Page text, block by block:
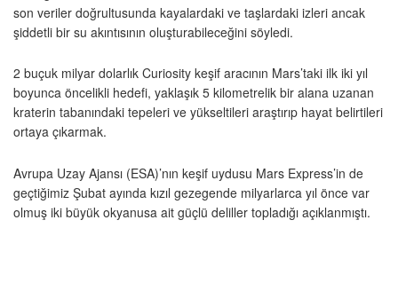
son veriler doğrultusunda kayalardaki ve taşlardaki izleri ancak
şiddetli bir su akıntısının oluşturabileceğini söyledi.
2 buçuk milyar dolarlık Curiosity keşif aracının Mars’taki ilk iki yıl
boyunca öncelikli hedefi, yaklaşık 5 kilometrelik bir alana uzanan
kraterin tabanındaki tepeleri ve yükseltileri araştırıp hayat belirtileri
ortaya çıkarmak.
Avrupa Uzay Ajansı (ESA)’nın keşif uydusu Mars Express’in de
geçtiğimiz Şubat ayında kızıl gezegende milyarlarca yıl önce var
olmuş iki büyük okyanusa ait güçlü deliller topladığı açıklanmıştı.